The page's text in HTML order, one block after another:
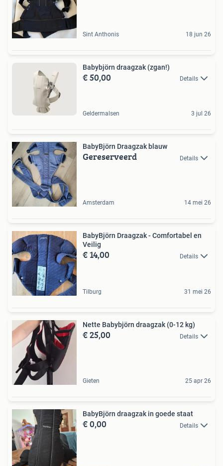
Sint Anthonis 18 jun 26
Babybjörn draagzak (zgan!)
€ 50,00 Details
Geldermalsen 3 jul 26
BabyBjörn Draagzak blauw
Gereserveerd Details
Amsterdam 14 mei 26
BabyBjörn Draagzak - Comfortabel en
Veilig
€ 14,00 Details
Tilburg 31 mei 26
Nette Babybjörn draagzak (0-12 kg)
€ 25,00 Details
Gieten 25 apr 26
BabyBjörn draagzak in goede staat
€ 0,00 Details